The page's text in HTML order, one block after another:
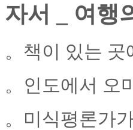
자서 _ 여행
。책이 있는
。인도에서 오
。미식평론가